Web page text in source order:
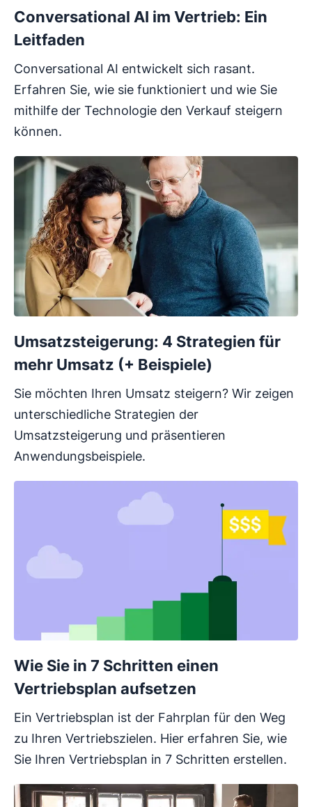
Conversational AI im Vertrieb: Ein
Leitfaden
Conversational AI entwickelt sich rasant.
Erfahren Sie, wie sie funktioniert und wie Sie
mithilfe der Technologie den Verkauf steigern
können.
Umsatzsteigerung: 4 Strategien für
mehr Umsatz (+ Beispiele)
Sie möchten Ihren Umsatz steigern? Wir zeigen
unterschiedliche Strategien der
Umsatzsteigerung und präsentieren
Anwendungsbeispiele.
Wie Sie in 7 Schritten einen
Vertriebsplan aufsetzen
Ein Vertriebsplan ist der Fahrplan für den Weg
zu Ihren Vertriebszielen. Hier erfahren Sie, wie
Sie Ihren Vertriebsplan in 7 Schritten erstellen.